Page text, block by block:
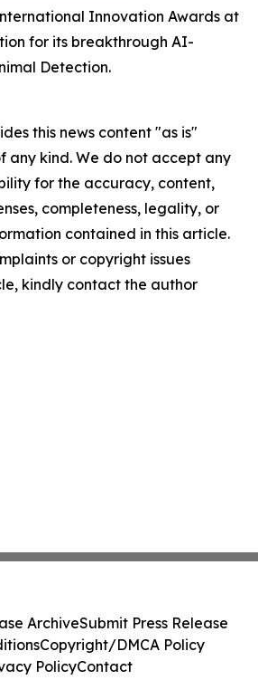
Innovation Awards at
for its breakthrough AI-
Detection.
this news content "as is"
any kind. We do not accept any
for the accuracy, content,
completeness, legality, or
contained in this article.
or copyright issues
kindly contact the author
ArchiveSubmit Press Release
Copyright/DMCA Policy
PolicyContact